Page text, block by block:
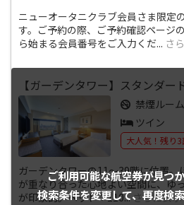
ニューオータニクラブ会員さま限定
す。ご予約の際、ご予約確認ページ
ら始まる会員番号をご入力くだ... さ
ご利用可能な航空券が見つ
検索条件を変更して、再度検
【ガーデンタワー】スタンダ
禁煙ルーム
ツイン
大人気！残り3
ガーデンタワーの11～39階に位置
が重なり合った心地よい空間に、ゆ
が印象的。ベッド：110...さらに表示